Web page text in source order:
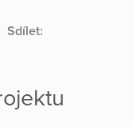
Sdílet: